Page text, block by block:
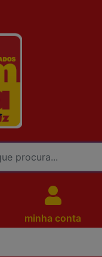
minha conta